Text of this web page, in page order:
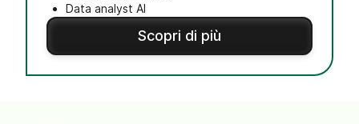
Data analyst AI
Scopri di più